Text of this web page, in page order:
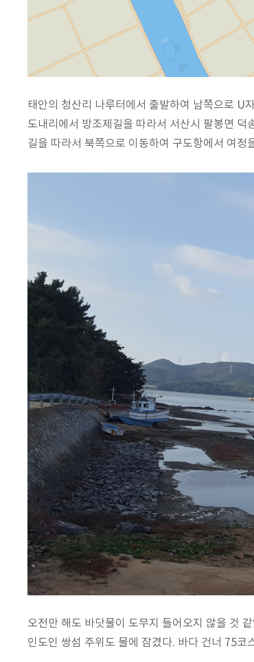
태안의 청산리 나루터에서 출발하여 남쪽으로 U
도내리에서 방조제길을 따라서 서산시 팔봉면
길을 따라서 북쪽으로 이동하여 구도항에서 여정
오전만 해도 바닷물이 도무지 들어오지 않을 것
인도인 쌍섬 주위도 물에 잠겼다. 바다 건너 75코